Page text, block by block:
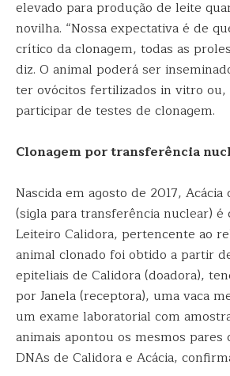
elevado para produção de leite
novilha. “Nossa expectativa é de
crítico da clonagem, todas as
diz. O animal poderá ser
ter ovócitos fertilizados in vitro ou,
participar de testes de clonagem.
Clonagem por transferência
Nascida em agosto de 2017, Acácia
(sigla para transferência nuclear) é
Leiteiro Calidora, pertencente ao
animal clonado foi obtido a partir
epiteliais de Calidora (doadora),
por Janela (receptora), uma vaca
um exame laboratorial com
animais apontou os mesmos pares
DNAs de Calidora e Acácia,